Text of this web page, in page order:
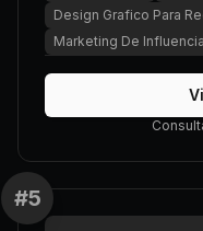
Design Grafico Para
Marketing De
#5